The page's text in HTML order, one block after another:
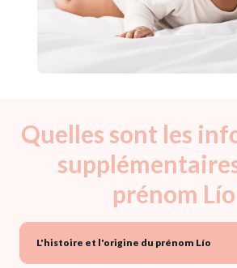
Quelles sont les
prénom Lío
L'histoire et l'origine du prénom Lío